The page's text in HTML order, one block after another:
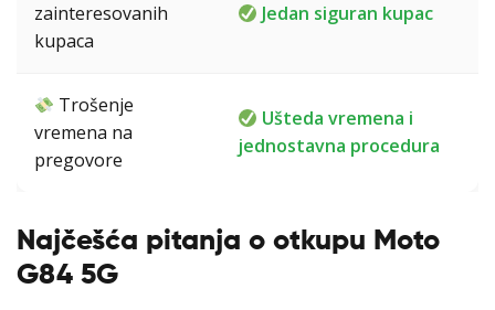
zainteresovanih
kupaca
Jedan siguran kupac
Trošenje
vremena na
pregovore
Ušteda vremena i
jednostavna procedura
Najčešća pitanja o otkupu Moto
G84 5G